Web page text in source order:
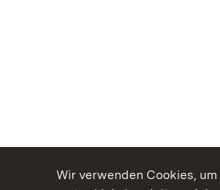
Wir verwenden Cookies,